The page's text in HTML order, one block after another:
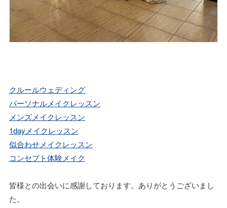
クルールウェディング
パーソナルメイクレッスン
メンズメイクレッスン
1dayメイクレッスン
似合わせメイクレッスン
コンセプト体験メイク
皆様との出会いに感謝しております。ありがとうございまし
た。